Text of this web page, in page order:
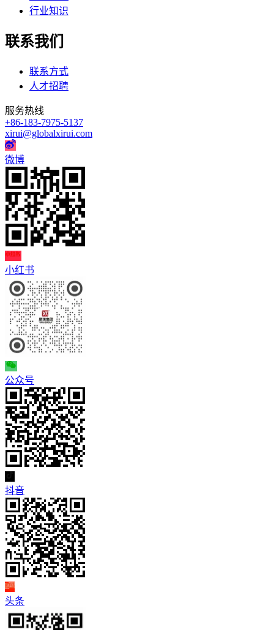
行业知识
联系我们
联系方式
人才招聘
服务热线
+86-183-7975-5137
xirui@globalxirui.com
微博
小红书
公众号
抖音
头条